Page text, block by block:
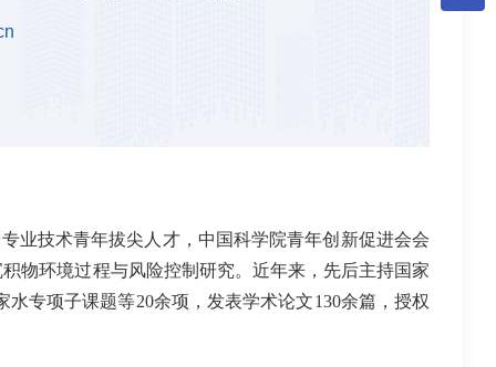
业技术青年拔尖人才，中国科学院青年创新促进会会
物环境过程与风险控制研究。近年来，先后主持国家
水专项子课题等20余项，发表学术论文130余篇，授权